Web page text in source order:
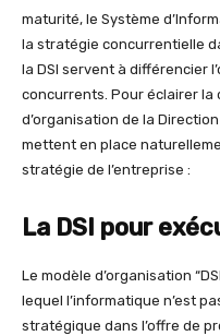
maturité, le Système
la stratégie concurrentielle
la DSI servent à différencier
concurrents. Pour éclairer la
d’organisation de la
mettent en place
stratégie de l’entreprise :
La DSI pour
Le modèle d’organisation
lequel l’informatique n’est
stratégique dans l’offre de